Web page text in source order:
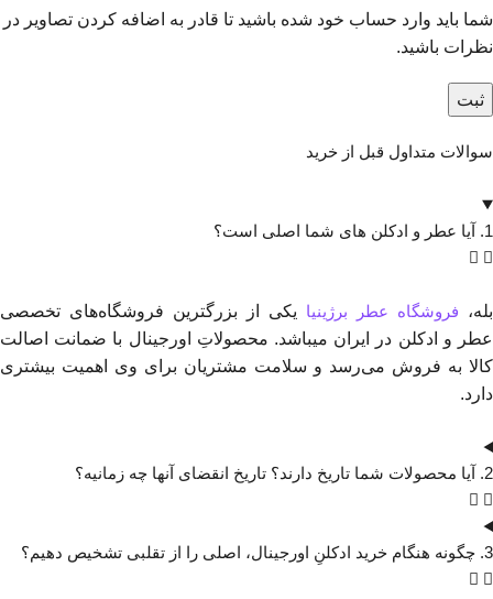
شما باید وارد حساب خود شده باشید تا قادر به اضافه کردن تصاویر در
نظرات باشید.
سوالات متداول قبل از خرید
1. آیا عطر و ادکلن های شما اصلی است؟
بله، فروشگاه عطر برژینیا یکی از بزرگترین فروشگاه‌های تخصصی
عطر و ادکلن در ایران میباشد. محصولاتِ اورجینال با ضمانت اصالت
کالا به فروش می‌رسد و سلامت مشتریان برای وی اهمیت بیشتری
دارد.
2. آیا محصولات شما تاریخ دارند؟ تاریخ انقضای آنها چه زمانیه؟
3. چگونه هنگام خرید ادکلنِ اورجینال، اصلی را از تقلبی تشخیص دهیم؟